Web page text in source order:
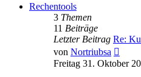
Rechentools
3 Themen
11 Beiträge
Letzter Beitrag Re:
von Nortriubsa
Freitag 31. Oktober